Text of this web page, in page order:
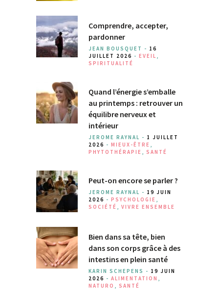
Comprendre, accepter,
pardonner
JEAN BOUSQUET - 16
JUILLET 2026 - EVEIL ,
SPIRITUALITÉ
Quand l’énergie s’emballe
au printemps : retrouver un
équilibre nerveux et
intérieur
JEROME RAYNAL - 1 JUILLET
2026 - MIEUX-ÊTRE ,
PHYTOTHÉRAPIE , SANTÉ
Peut-on encore se parler ?
JEROME RAYNAL - 19 JUIN
2026 - PSYCHOLOGIE ,
SOCIÉTÉ , VIVRE ENSEMBLE
Bien dans sa tête, bien
dans son corps grâce à des
intestins en plein santé
KARIN SCHEPENS - 19 JUIN
2026 - ALIMENTATION ,
NATURO , SANTÉ